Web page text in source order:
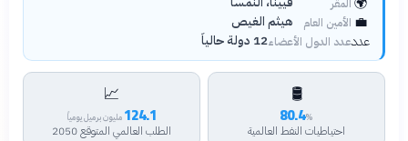
المقر
💼 الأمين العام هيثم الغيص
عددعدد الدول الأعضاء12 دولة حالياً
🛢️
80.4%
احتياطيات النفط العالمية
📈
124.1 مليون برميل يومياً
الطلب العالمي المتوقع 2050